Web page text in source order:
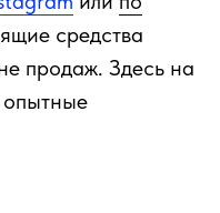
средства
продаж. Здесь на
опытные